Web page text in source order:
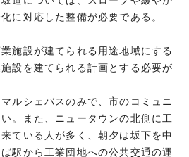
に対応した整備が必要である。
施設が建てられる用途地域にする
設を建てられる計画とする必要が
ルシェバスのみで、市のコミュニ
。また、ニュータウンの北側に工
ている人が多く、朝夕は坂下を中
駅から工業団地への公共交通の運